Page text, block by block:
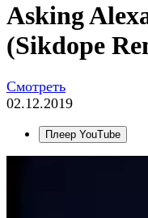
Asking
(Sikdope
Смотреть
02.12.2019
Плеер YouTube